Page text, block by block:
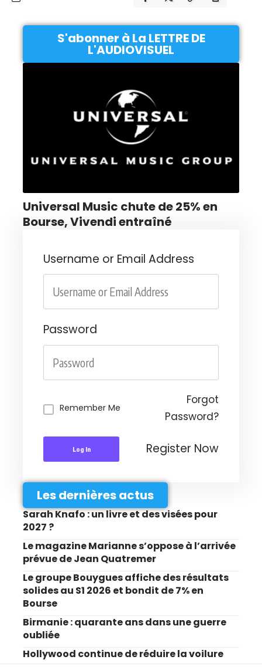
S'abonner à La LETTRE DE
L'AUDIOVISUEL
Universal Music chute de 25% en
Bourse, Vivendi entraîné
Username or Email Address
Password
Remember Me
Forgot
Password?
Log In Register Now
Les dernières actus
Sarah Knafo : un livre et des visées pour
2027 ?
Le magazine Marianne s’oppose à l’arrivée
prévue de Jean Quatremer
Le groupe Bouygues affiche des résultats
solides au S1 2026 et bondit de 7% en
Bourse
Birmanie : quarante ans dans une guerre
oubliée
Hollywood continue de réduire la voilure